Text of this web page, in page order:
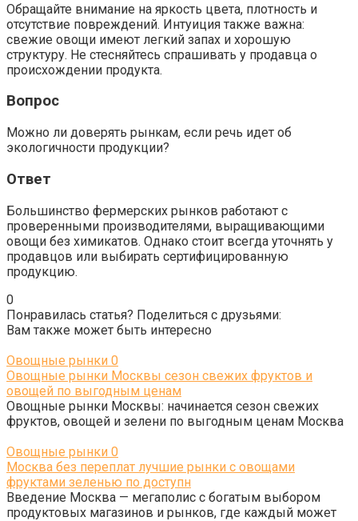
Обращайте внимание на яркость цвета, плотность и
отсутствие повреждений. Интуиция также важна:
свежие овощи имеют легкий запах и хорошую
структуру. Не стесняйтесь спрашивать у продавца о
происхождении продукта.
Вопрос
Можно ли доверять рынкам, если речь идет об
экологичности продукции?
Ответ
Большинство фермерских рынков работают с
проверенными производителями, выращивающими
овощи без химикатов. Однако стоит всегда уточнять у
продавцов или выбирать сертифицированную
продукцию.
0
Понравилась статья? Поделиться с друзьями:
Вам также может быть интересно
Овощные рынки 0
Овощные рынки Москвы сезон свежих фруктов и
овощей по выгодным ценам
Овощные рынки Москвы: начинается сезон свежих
фруктов, овощей и зелени по выгодным ценам Москва
Овощные рынки 0
Москва без переплат лучшие рынки с овощами
фруктами зеленью по доступн
Введение Москва — мегаполис с богатым выбором
продуктовых магазинов и рынков, где каждый может